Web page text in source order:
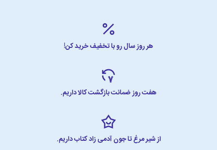
هر روز سال رو با تخفیف خرید کن!
هفت روز ضمانت بازگشت کالا داریم.
از شیر مرغ تا جون آدمی زاد کتاب داریم.